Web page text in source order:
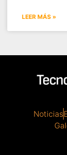
LEER MÁS »
Noticias